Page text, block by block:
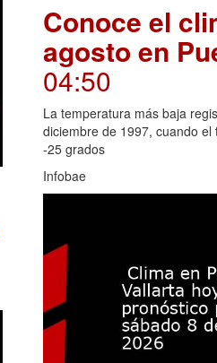
Conoce el
agosto en
04:50
La temperatura más baja
diciembre de 1997, cuando
-25 grados
Infobae